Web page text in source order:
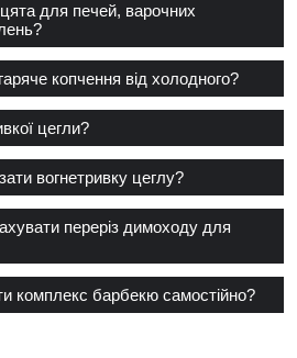
для печей, варочних
копчення від холодного?
цегли?
вогнетривку цеглу?
переріз димоходу для
комплекс барбекю самостійно?